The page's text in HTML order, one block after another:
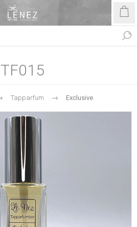
TF015
Tapparfum Exclusive